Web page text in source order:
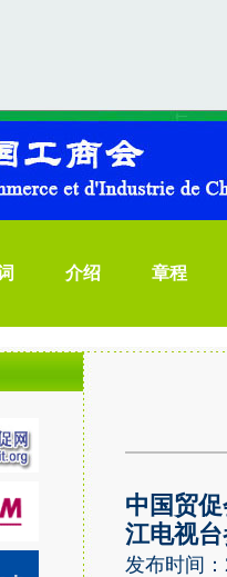
介绍 章程
中国贸
江电视
发布时间